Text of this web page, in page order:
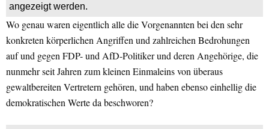
angezeigt werden.
Wo genau waren eigentlich alle die Vorgenannten bei den sehr
konkreten körperlichen Angriffen und zahlreichen Bedrohungen
auf und gegen FDP- und AfD-Politiker und deren Angehörige, die
nunmehr seit Jahren zum kleinen Einmaleins von überaus
gewaltbereiten Vertretern gehören, und haben ebenso einhellig die
demokratischen Werte da beschworen?